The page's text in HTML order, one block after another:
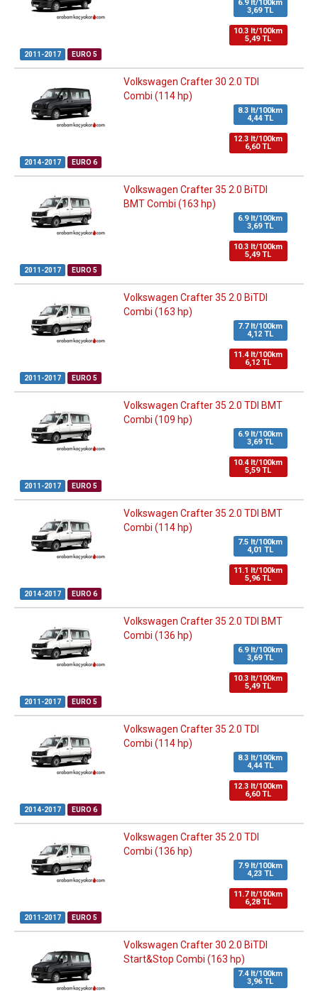
6.9 lt/100km
3,69 TL
10.3 lt/100km
5,49 TL
2011-2017 EURO 5
Volkswagen Crafter 30 2.0 TDI
Combi (114 hp)
8.3 lt/100km
4,44 TL
12.3 lt/100km
6,60 TL
2014-2017 EURO 6
Volkswagen Crafter 35 2.0 BiTDI
BMT Combi (163 hp)
6.9 lt/100km
3,69 TL
10.3 lt/100km
5,49 TL
2011-2017 EURO 5
Volkswagen Crafter 35 2.0 BiTDI
Combi (163 hp)
7.7 lt/100km
4,12 TL
11.4 lt/100km
6,12 TL
2011-2017 EURO 5
Volkswagen Crafter 35 2.0 TDI BMT
Combi (109 hp)
6.9 lt/100km
3,69 TL
10.4 lt/100km
5,59 TL
2011-2017 EURO 5
Volkswagen Crafter 35 2.0 TDI BMT
Combi (114 hp)
7.5 lt/100km
4,01 TL
11.1 lt/100km
5,96 TL
2014-2017 EURO 6
Volkswagen Crafter 35 2.0 TDI BMT
Combi (136 hp)
6.9 lt/100km
3,69 TL
10.3 lt/100km
5,49 TL
2011-2017 EURO 5
Volkswagen Crafter 35 2.0 TDI
Combi (114 hp)
8.3 lt/100km
4,44 TL
12.3 lt/100km
6,60 TL
2014-2017 EURO 6
Volkswagen Crafter 35 2.0 TDI
Combi (136 hp)
7.9 lt/100km
4,23 TL
11.7 lt/100km
6,28 TL
2011-2017 EURO 5
Volkswagen Crafter 30 2.0 BiTDI
Start&Stop Combi (163 hp)
7.4 lt/100km
3,96 TL